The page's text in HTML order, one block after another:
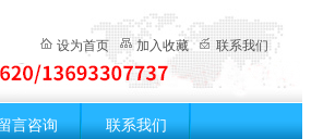
设为首页 加入收藏 联系我们
言咨询 联系我们